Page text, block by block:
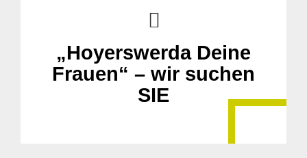
„Hoyerswerda Deine
Frauen“ – wir suchen
SIE